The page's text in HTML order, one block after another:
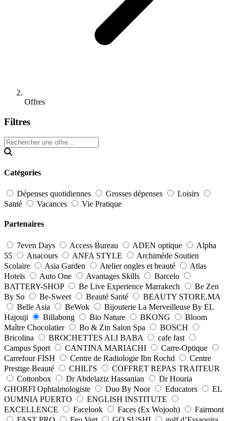
Offres
Filtres
Catégories
Dépenses quotidiennes Grosses dépenses
Loisirs
Santé
Vacances Vie Pratique
Partenaires
7even Days Access Bureau ADEN optique
Alpha
55
Anacours ANFA STYLE
Archimède Soutien
Scolaire
Asia Garden Atelier ongles et beauté
Atlas
Hotels
Auto One Avantages Skills
Barcelo
BATTERY-SHOP
Be Live Experience Marrakech
Be Zen
By So
Be-Sweet Beauté Santé
BEAUTY STORE.MA
Belle Asia
BeWok
Bijouterie La Merveilleuse By EL
Hajouji
Billabong Bio Nature BKONG
Bloom
Maître Chocolatier
Bo & Zin Salon Spa
BOSCH
Bricolina
BROCHETTES ALI BABA
cafe fast
Campus Sport
CANTINA MARIACHI
Carre-Optique
Carrefour FISH
Centre de Radiologie Ibn Rochd
Centre
Prestige Beauté
CHILI'S
COFFRET REPAS TRAITEUR
Cottonbox
Dr Abdelaziz Hassanian
Dr Houria
GHORFI Ophtalmologiste
Duo By Noor Educators
EL
OUMNIA PUERTO
ENGLISH INSTITUTE
EXCELLENCE
Facelook Faces (Ex Wojooh)
Fairmont